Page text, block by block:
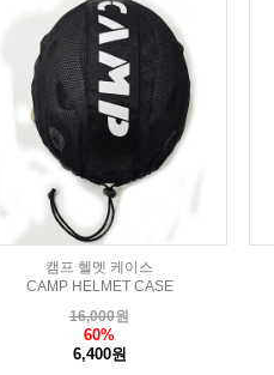
캠프 헬멧 케이스
CAMP HELMET CASE
16,000원
60%
6,400원